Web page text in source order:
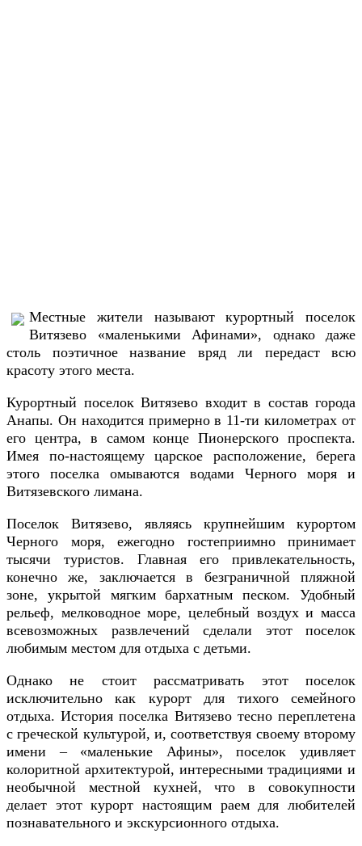
Местные жители называют курортный поселок
Витязево «маленькими Афинами», однако даже
столь поэтичное название вряд ли передаст всю
красоту этого места.
Курортный поселок Витязево входит в состав города
Анапы. Он находится примерно в 11-ти километрах от
его центра, в самом конце Пионерского проспекта.
Имея по-настоящему царское расположение, берега
этого поселка омываются водами Черного моря и
Витязевского лимана.
Поселок Витязево, являясь крупнейшим курортом
Черного моря, ежегодно гостеприимно принимает
тысячи туристов. Главная его привлекательность,
конечно же, заключается в безграничной пляжной
зоне, укрытой мягким бархатным песком. Удобный
рельеф, мелководное море, целебный воздух и масса
всевозможных развлечений сделали этот поселок
любимым местом для отдыха с детьми.
Однако не стоит рассматривать этот поселок
исключительно как курорт для тихого семейного
отдыха. История поселка Витязево тесно переплетена
с греческой культурой, и, соответствуя своему второму
имени – «маленькие Афины», поселок удивляет
колоритной архитектурой, интересными традициями и
необычной местной кухней, что в совокупности
делает этот курорт настоящим раем для любителей
познавательного и экскурсионного отдыха.